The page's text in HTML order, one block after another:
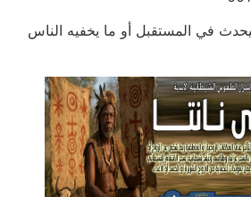
في المستقبل أو ما يخفيه الناس